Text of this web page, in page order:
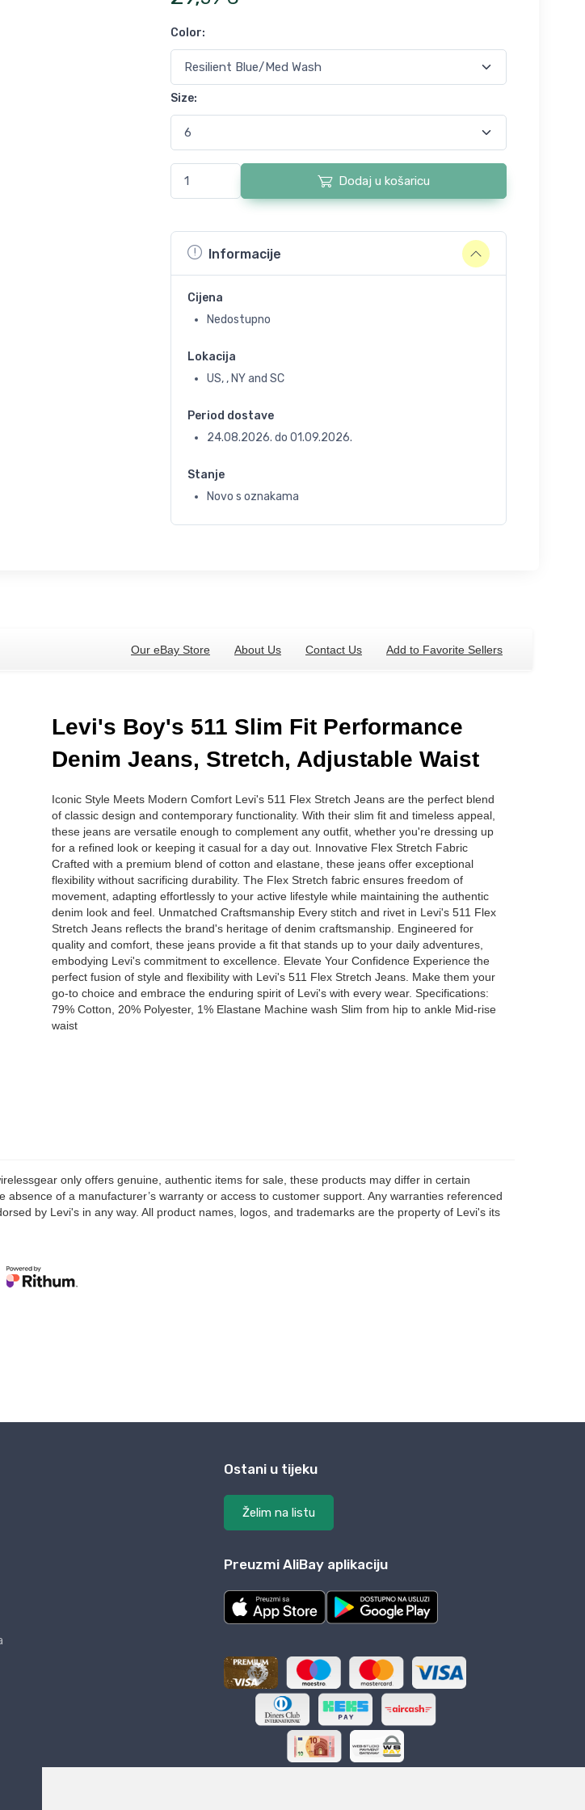
Color:
Size:
Dodaj u košaricu
Informacije
Cijena
Nedostupno
Lokacija
US, , NY and SC
Period dostave
24.08.2026. do 01.09.2026.
Stanje
Novo s oznakama
Ostani u tijeku
Želim na listu
Preuzmi AliBay aplikaciju